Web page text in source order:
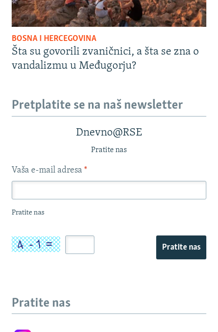
BOSNA I HERCEGOVINA
Šta su govorili zvaničnici, a šta se zna o
vandalizmu u Međugorju?
Pretplatite se na naš newsletter
Dnevno@RSE
Pratite nas
Vaša e-mail adresa *
Pratite nas
Pratite nas
Pratite nas